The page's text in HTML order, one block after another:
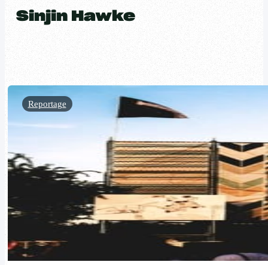
Sinjin Hawke
Reportage